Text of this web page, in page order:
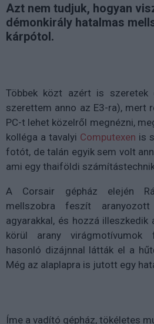
Azt nem tudjuk, hogyan
démonkirály hatalmas
kárpótol.
Többek közt azért is szeretek
szerettem anno az E3-ra), mert
PC-t lehet közelről megnézni,
kolléga a tavalyi Computexen is
fotót, de talán egyik sem volt
ami egy thaiföldi
A Corsair gépház elején
mellszobra feszít aranyozott
agyarakkal, és hozzá
körül arany virágmotívumok
hasonló dizájnnal látták el a
Még az alaplapra is jutott egy
Íme a vadító gépház, tökéletes